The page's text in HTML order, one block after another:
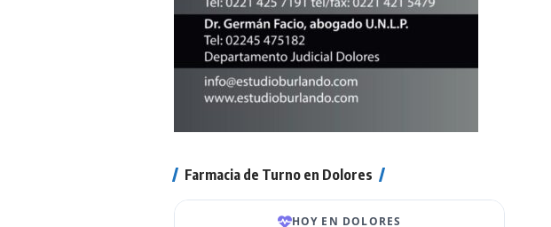
Farmacia de Turno en Dolores